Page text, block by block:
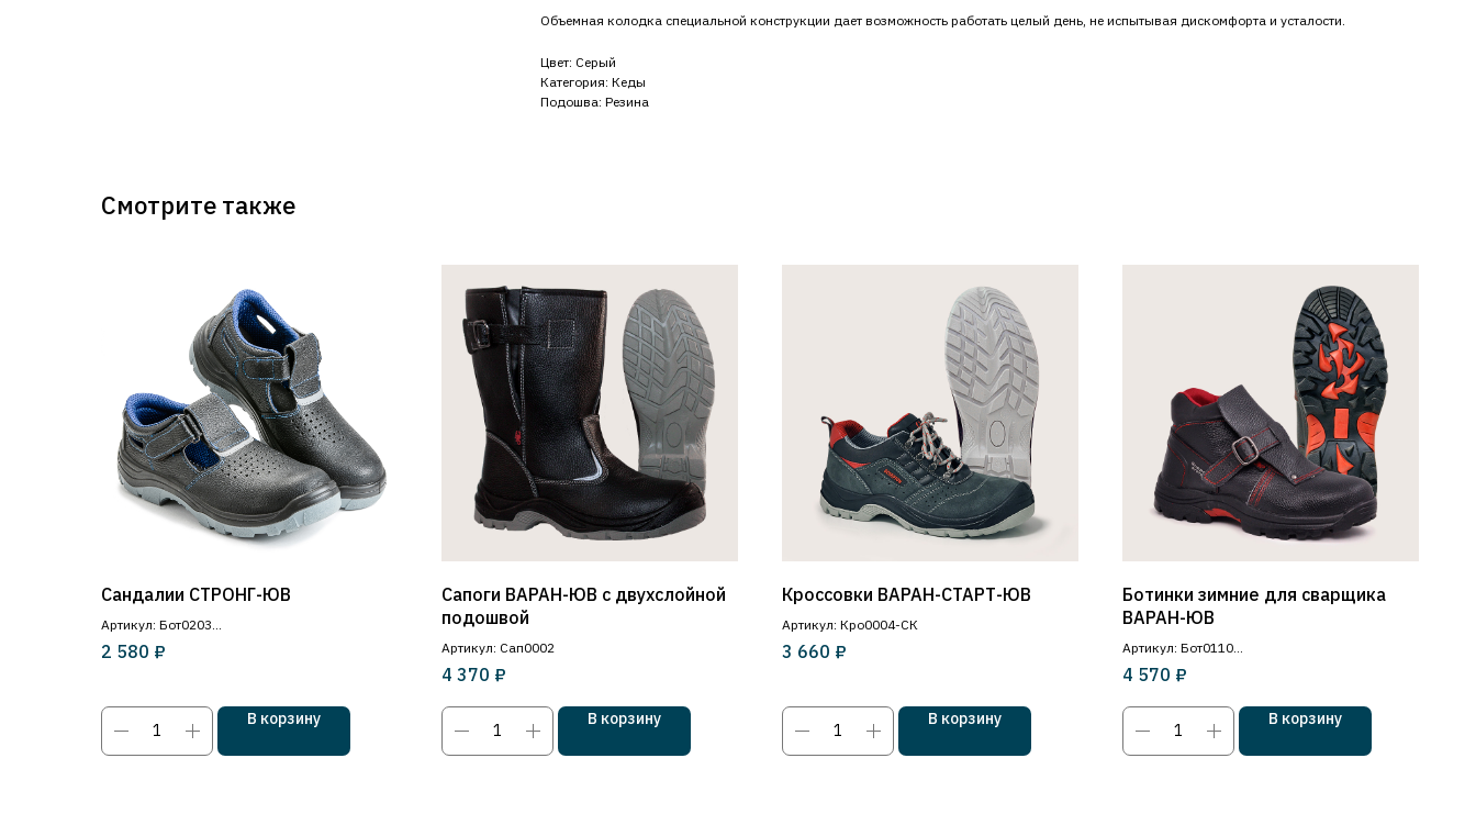
Объемная колодка специальной конструкции дает возможность работать целый день, не испытывая дискомфорта и усталости.
Цвет: Серый
Категория: Кеды
Подошва: Резина
Смотрите также
Сандалии СТРОНГ-ЮВ
Артикул: Бот0203
Металлический подносок
2 580 ₽
В корзину
Сапоги ВАРАН-ЮВ с двухслойной
подошвой
Артикул: Сап0002
4 370 ₽
В корзину
Кроссовки ВАРАН-СТАРТ-ЮВ
Артикул: Кро0004-СК
3 660 ₽
В корзину
Ботинки зимние для сварщика
ВАРАН-ЮВ
Артикул: Бот0110
Металлический подносок
4 570 ₽
В корзину